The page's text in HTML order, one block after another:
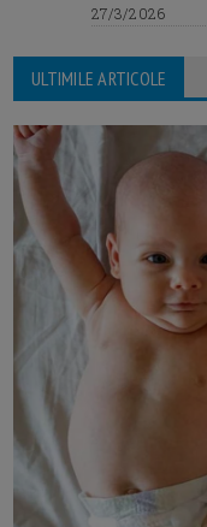
27/3/2026
ULTIMILE ARTICOLE